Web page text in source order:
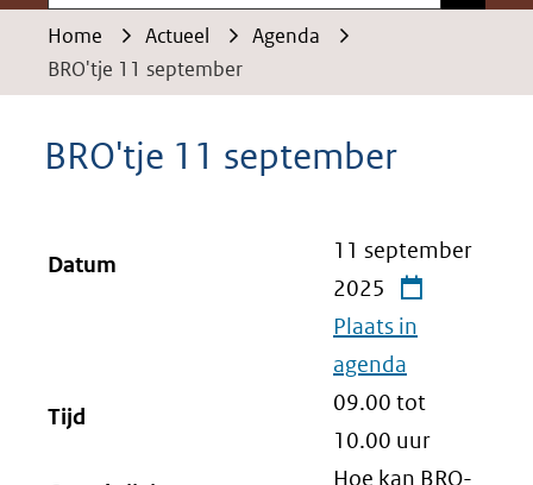
Home Actueel
Agenda
BRO'tje 11 september
BRO'tje 11 september
Datum
11 september
2025
Plaats in
agenda
Tijd
09.00 tot
10.00 uur
Hoe kan BRO-